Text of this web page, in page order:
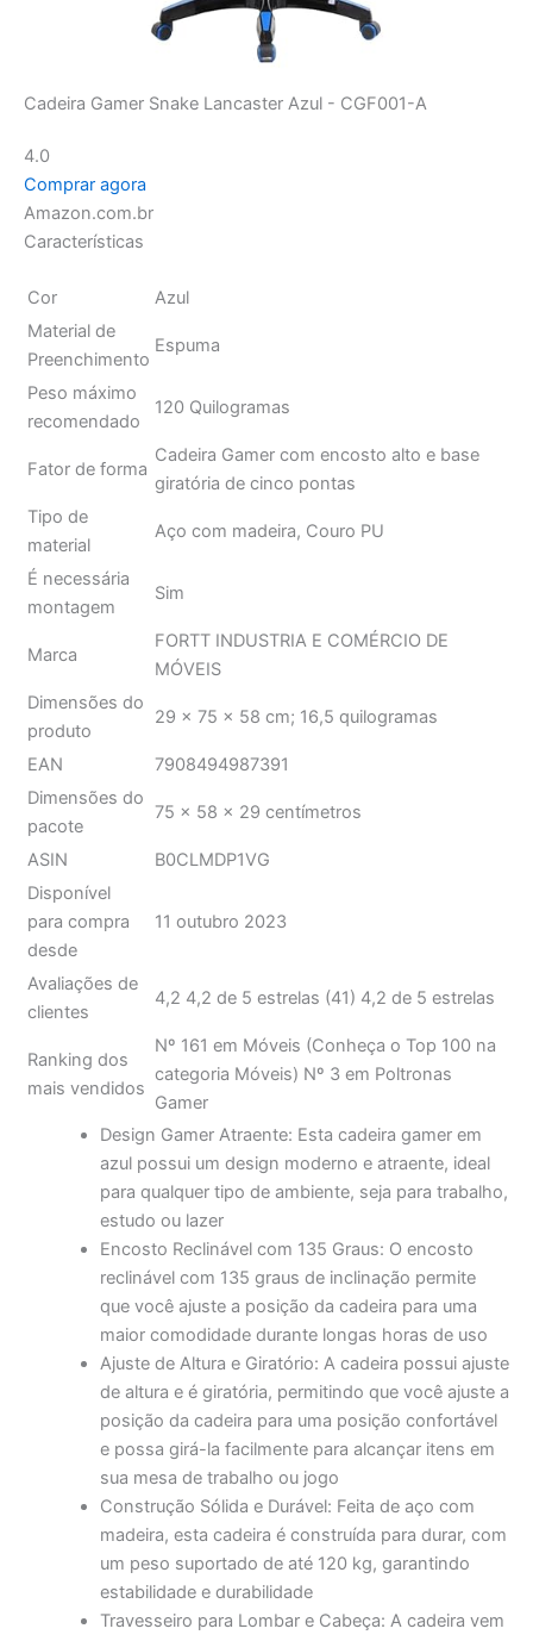
Cadeira Gamer Snake Lancaster Azul - CGF001-A
Comprar agora
Características
Cor
Material de
Peso máximo
recomendado
Tipo de
montagem
Marca
Dimensões do
29 x 75 x 58 cm; 16,5 quilogramas
7908494987391
Dimensões do
pacote
75 x 58 x 29 centímetros
ASIN
B0CLMDP1VG
Disponível
para compra
desde
Avaliações de
clientes
mais vendidos
Gamer
Design Gamer Atraente: Esta cadeira gamer em
azul possui um design moderno e atraente, ideal
para qualquer tipo de ambiente, seja para trabalho,
estudo ou lazer
Encosto Reclinável com 135 Graus: O encosto
reclinável com 135 graus de inclinação permite
que você ajuste a posição da cadeira para uma
maior comodidade durante longas horas de uso
Ajuste de Altura e Giratório: A cadeira possui ajuste
de altura e é giratória, permitindo que você ajuste a
posição da cadeira para uma posição confortável
e possa girá-la facilmente para alcançar itens em
sua mesa de trabalho ou jogo
Construção Sólida e Durável: Feita de aço com
madeira, esta cadeira é construída para durar, com
um peso suportado de até 120 kg, garantindo
estabilidade e durabilidade
Travesseiro para Lombar e Cabeça: A cadeira vem
com um travesseiro para lombar e cabeça,
proporcionando maior conforto e apoio durante o
uso prolongado